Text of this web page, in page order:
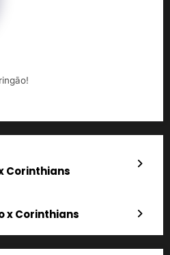
Corinthians
x Corinthians